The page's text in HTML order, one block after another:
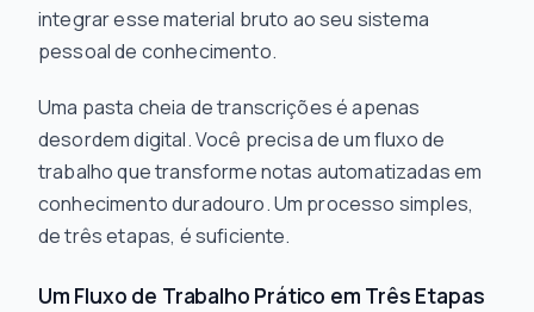
integrar esse material bruto ao seu sistema
pessoal de conhecimento.
Uma pasta cheia de transcrições é apenas
desordem digital. Você precisa de um fluxo de
trabalho que transforme notas automatizadas em
conhecimento duradouro. Um processo simples,
de três etapas, é suficiente.
Um Fluxo de Trabalho Prático em Três Etapas